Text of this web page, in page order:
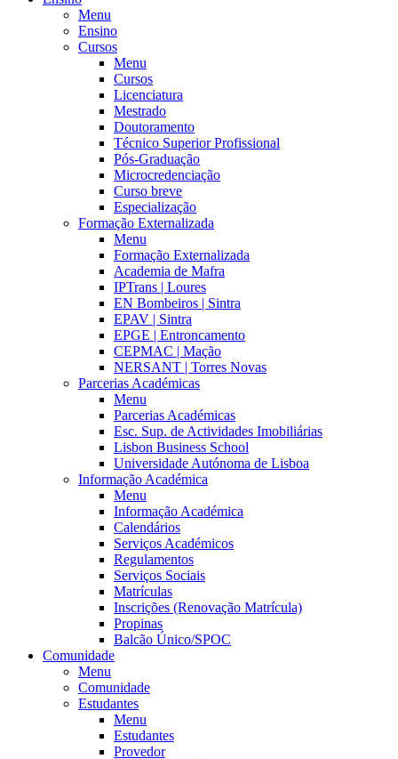
Menu
Ensino
Cursos
Menu
Cursos
Licenciatura
Mestrado
Doutoramento
Técnico Superior Profissional
Pós-Graduação
Microcredenciação
Curso breve
Especialização
Formação Externalizada
Menu
Formação Externalizada
Academia de Mafra
IPTrans | Loures
EN Bombeiros | Sintra
EPAV | Sintra
EPGE | Entroncamento
CEPMAC | Mação
NERSANT | Torres Novas
Parcerias Académicas
Menu
Parcerias Académicas
Esc. Sup. de Actividades Imobiliárias
Lisbon Business School
Universidade Autónoma de Lisboa
Informação Académica
Menu
Informação Académica
Calendários
Serviços Académicos
Regulamentos
Serviços Sociais
Matrículas
Inscrições (Renovação Matrícula)
Propinas
Balcão Único/SPOC
Comunidade
Menu
Comunidade
Estudantes
Menu
Estudantes
Provedor